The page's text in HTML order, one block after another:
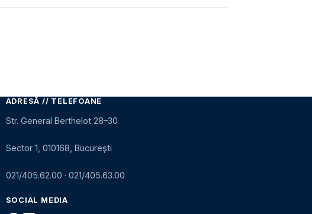
ADRESĂ // TELEFOANE
Str. General Berthelot 28–30
Sector 1, 010168, București
021/405.62.00 · 021/405.63.00
SOCIAL MEDIA